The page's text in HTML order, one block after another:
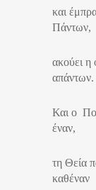
και
Πάντων,
ακούει η
απάντων.
Και ο
έναν,
τη Θεία
καθέναν